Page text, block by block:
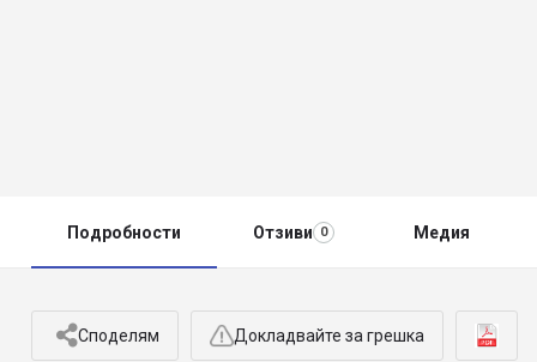
Подробности Отзиви 0 Медия
Споделям Докладвайте за грешка